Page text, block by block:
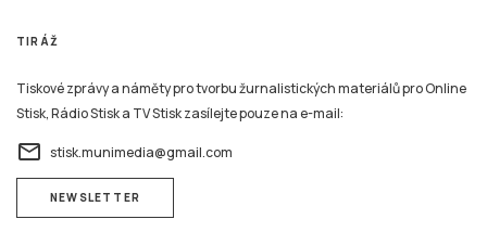
TIRÁŽ
Tiskové zprávy a náměty pro tvorbu žurnalistických materiálů pro Online
Stisk, Rádio Stisk a TV Stisk zasílejte pouze na e-mail:
email stisk.munimedia@gmail.com
NEWSLETTER